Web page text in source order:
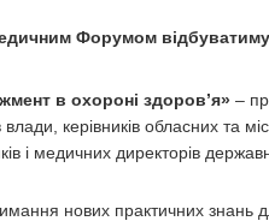
Форумом
в охороні здоров’я» –
влади, керівників обласних та
і медичних директорів
нових практичних знань